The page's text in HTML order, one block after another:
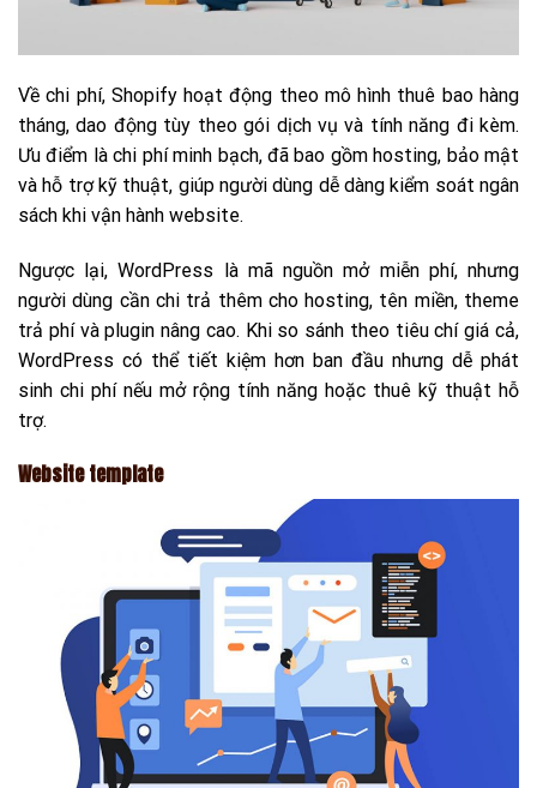
Về chi phí, Shopify hoạt động theo mô hình thuê bao hàng
tháng, dao động tùy theo gói dịch vụ và tính năng đi kèm.
Ưu điểm là chi phí minh bạch, đã bao gồm hosting, bảo mật
và hỗ trợ kỹ thuật, giúp người dùng dễ dàng kiểm soát ngân
sách khi vận hành website.
Ngược lại, WordPress là mã nguồn mở miễn phí, nhưng
người dùng cần chi trả thêm cho hosting, tên miền, theme
trả phí và plugin nâng cao. Khi so sánh theo tiêu chí giá cả,
WordPress có thể tiết kiệm hơn ban đầu nhưng dễ phát
sinh chi phí nếu mở rộng tính năng hoặc thuê kỹ thuật hỗ
trợ.
Website template